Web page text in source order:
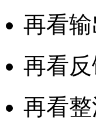
再看
再看
再看